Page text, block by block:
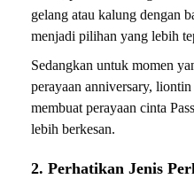
gelang atau kalung dengan
menjadi pilihan yang lebih
Sedangkan untuk momen
perayaan anniversary,
membuat perayaan cinta
lebih berkesan.
2. Perhatikan Jenis